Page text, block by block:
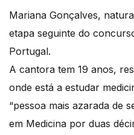
Mariana Gonçalves,
etapa seguinte do
Portugal.
A cantora tem 19 anos,
onde está a estudar
“pessoa mais azarada de
em Medicina por duas